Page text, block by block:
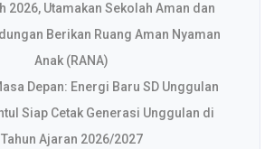
2026, Utamakan Sekolah Aman dan
Berikan Ruang Aman Nyaman
Anak (RANA)
Depan: Energi Baru SD Unggulan
Siap Cetak Generasi Unggulan di
Tahun Ajaran 2026/2027